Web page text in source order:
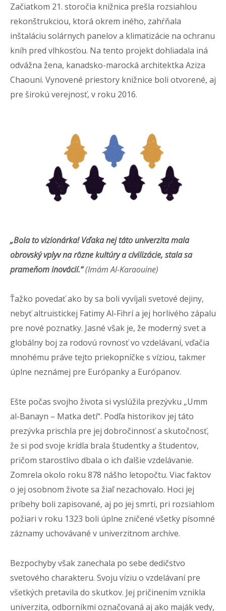
Začiatkom 21. storočia knižnica prešla rozsiahlou
rekonštrukciou, ktorá okrem iného, zahŕňala
inštaláciu solárnych panelov a klimatizácie na ochranu
kníh pred vlhkosťou. Na tento projekt dohliadala iná
odvážna žena, kanadsko-marocká architektka Aziza
Chaouni. Vynovené priestory knižnice boli otvorené, aj
pre širokú verejnosť, v roku 2016.
„Bola to vizionárka!Vďaka nej táto univerzita mala
obrovský vplyv na rôzne kultúry a civilizácie, stala sa
prameňom inovácií.“(Imám Al-Karaouine)
Ťažko povedať ako by sa boli vyvíjali svetové dejiny,
nebyť altruistickej Fatimy Al-Fihrí a jej horlivého zápalu
pre nové poznatky. Jasné však je, že moderný svet a
globálny boj za rodovú rovnosť vo vzdelávaní, vďačia
mnohému práve tejto priekopníčke s víziou, takmer
úplne neznámej pre Európanky a Európanov.
Ešte počas svojho života si vyslúžila prezývku „Umm
al-Banayn – Matka detí“. Podľa historikov jej táto
prezývka prischla pre jej dobročinnosť a skutočnosť,
že si pod svoje krídla brala študentky a študentov,
pričom starostlivo dbala o ich ďalšie vzdelávanie.
Zomrela okolo roku 878 nášho letopočtu. Viac faktov
o jej osobnom živote sa žiaľ nezachovalo. Hoci jej
príbehy boli zapisované, aj po jej smrti, pri rozsiahlom
požiari v roku 1323 boli úplne zničené všetky písomné
záznamy uchovávané v univerzitnom archíve.
Bezpochyby však zanechala po sebe dedičstvo
svetového charakteru. Svoju víziu o vzdelávaní pre
všetkých pretavila do skutkov. Jej pričinením vznikla
univerzita, odborníkmi označovaná aj ako maják vedy,